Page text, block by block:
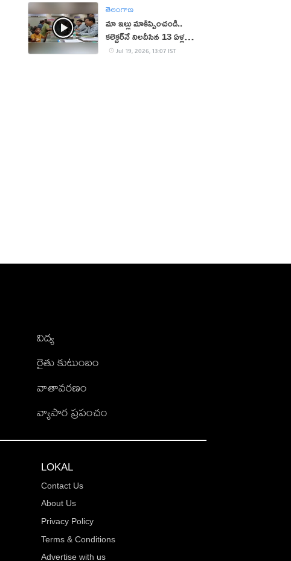
తెలంగాణ
మా ఇల్లు మాకిప్పించండి..
కలెక్టర్‌నే నిలదీసిన 13 ఏళ్ల
బాలుడు!
Jul 19, 2026, 13:07 IST
విద్య
రైతు కుటుంబం
వాతావరణం
వ్యాపార ప్రపంచం
LOKAL
Contact Us
About Us
Privacy Policy
Terms & Conditions
Advertise with us